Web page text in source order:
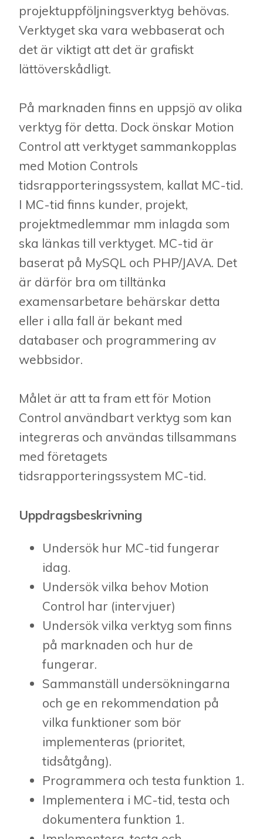
projektuppföljningsverktyg behövas.
Verktyget ska vara webbaserat och
det är viktigt att det är grafiskt
lättöverskådligt.
På marknaden finns en uppsjö av olika
verktyg för detta. Dock önskar Motion
Control att verktyget sammankopplas
med Motion Controls
tidsrapporteringssystem, kallat MC-tid.
I MC-tid finns kunder, projekt,
projektmedlemmar mm inlagda som
ska länkas till verktyget. MC-tid är
baserat på MySQL och PHP/JAVA. Det
är därför bra om tilltänka
examensarbetare behärskar detta
eller i alla fall är bekant med
databaser och programmering av
webbsidor.
Målet är att ta fram ett för Motion
Control användbart verktyg som kan
integreras och användas tillsammans
med företagets
tidsrapporteringssystem MC-tid.
Uppdragsbeskrivning
Undersök hur MC-tid fungerar
idag.
Undersök vilka behov Motion
Control har (intervjuer)
Undersök vilka verktyg som finns
på marknaden och hur de
fungerar.
Sammanställ undersökningarna
och ge en rekommendation på
vilka funktioner som bör
implementeras (prioritet,
tidsåtgång).
Programmera och testa funktion 1.
Implementera i MC-tid, testa och
dokumentera funktion 1.